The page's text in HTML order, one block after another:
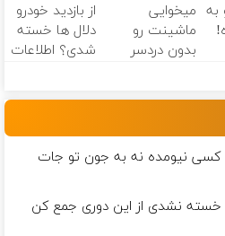
به میخوایی
ماشینت رو
بدون دردسر
از بازدید خودرو
دلال ها خسته
شدی؟ اطلاعات
کسی نیومده نه به جون تو جات
خسته نشدی از این دوری جمع کن